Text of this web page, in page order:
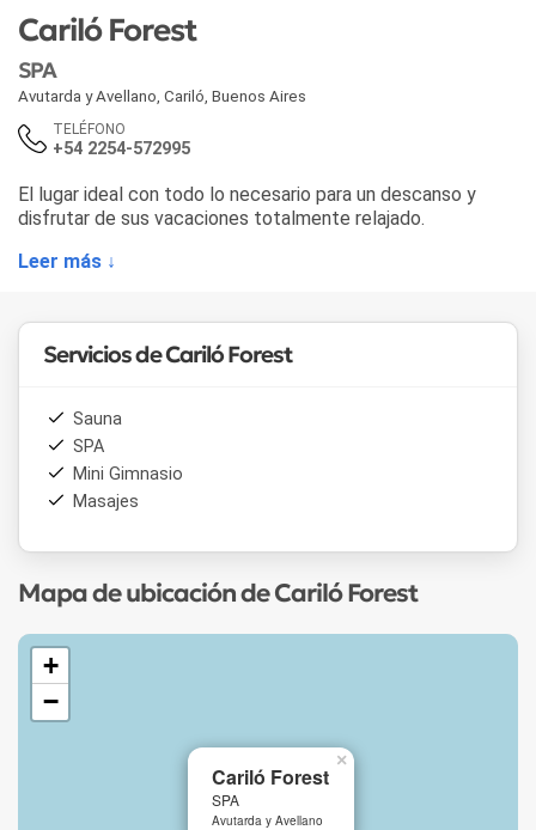
Cariló Forest
SPA
Avutarda y Avellano Cariló Buenos Aires
TELÉFONO
+54 2254-572995
El lugar ideal con todo lo necesario para un descanso y
disfrutar de sus vacaciones totalmente relajado.
Leer más ↓
Servicios de Cariló Forest
Sauna
SPA
Mini Gimnasio
Masajes
Mapa de ubicación de Cariló Forest
Cariló Forest
SPA
Avutarda y Avellano
×
+
−